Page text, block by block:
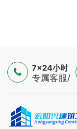
7×24小时
服务
专属客服/
三线支持